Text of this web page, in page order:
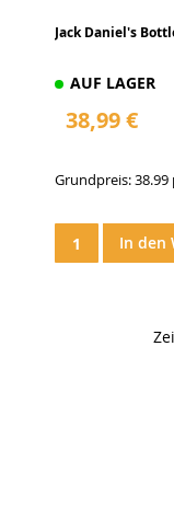
Jack Daniel's
AUF LAGER
38,99 €
Grundpreis:
In den